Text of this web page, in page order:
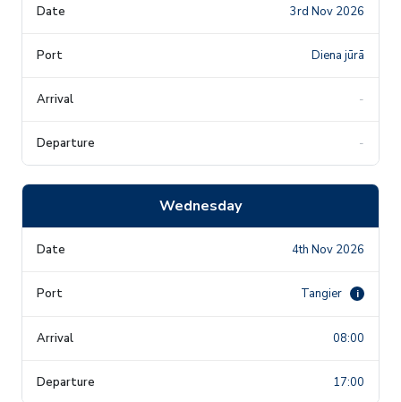
3rd Nov 2026
Diena jūrā
-
-
Wednesday
4th Nov 2026
Tangier i
08:00
17:00